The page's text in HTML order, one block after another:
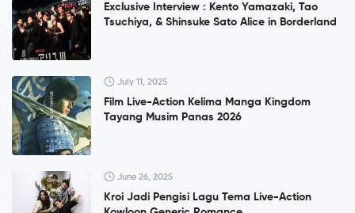
Exclusive Interview : Kento Yamazaki, Tao
Tsuchiya, & Shinsuke Sato Alice in Borderland
July 11, 2025
Film Live-Action Kelima Manga Kingdom
Tayang Musim Panas 2026
June 26, 2025
Kroi Jadi Pengisi Lagu Tema Live-Action